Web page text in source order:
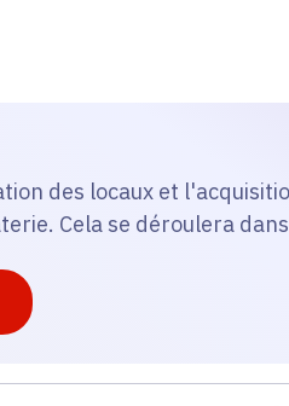
des locaux et
Cela se déroulera